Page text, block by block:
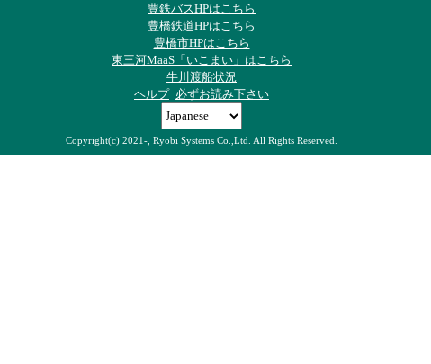
豊鉄バスHPはこちら
豊橋鉄道HPはこちら
豊橋市HPはこちら
東三河MaaS「いこまい」はこちら
牛川渡船状況
ヘルプ 必ずお読み下さい
Copyright(c) 2021-, Ryobi Systems Co.,Ltd. All Rights Reserved.